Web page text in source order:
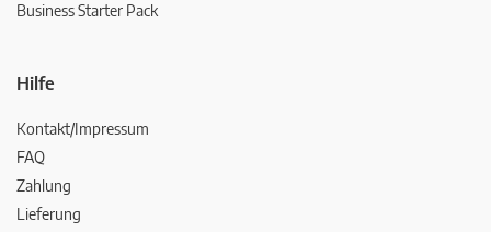
Business Starter Pack
Hilfe
Kontakt/Impressum
FAQ
Zahlung
Lieferung